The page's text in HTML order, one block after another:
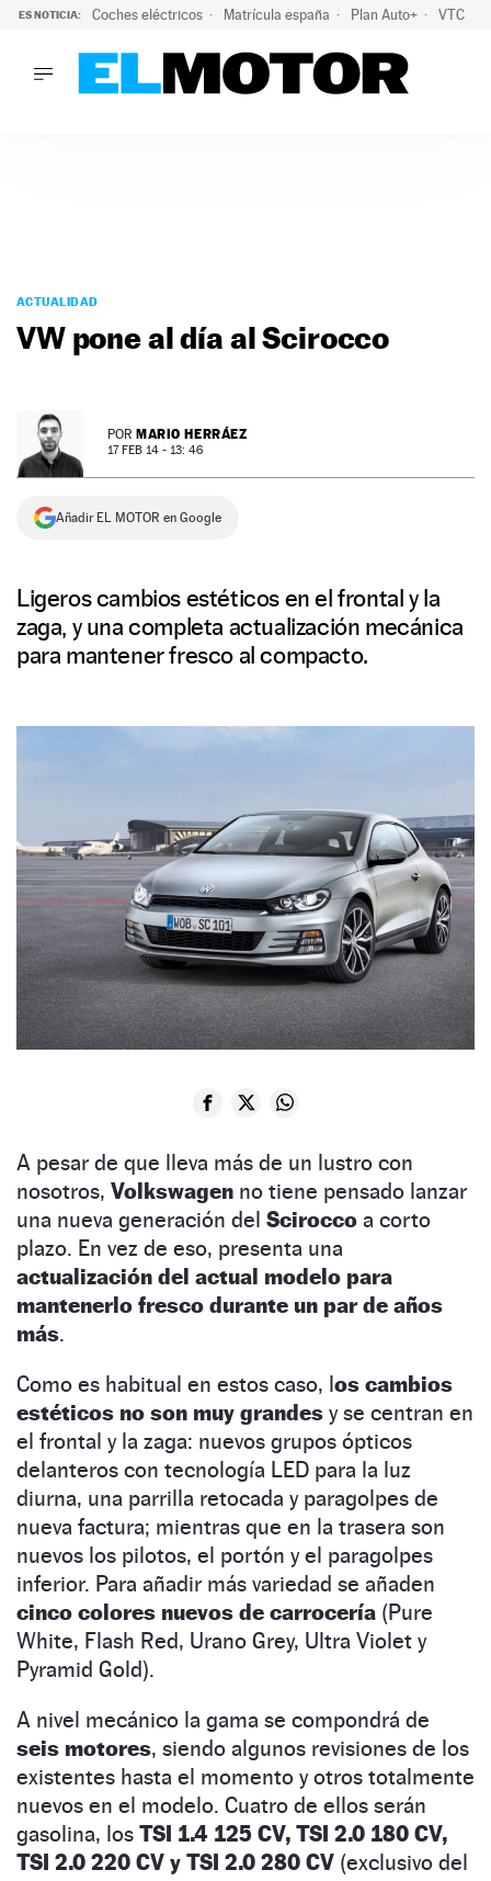
ES NOTICIA: Coches eléctricos Matrícula españa Plan Auto+ VTC
PODCAST
MOTOS
MOTORTV
PREMIOS
SERVICIOS
NEWSLETTER
SÍGUENOS
ACTUALIDAD
VW pone al día al Scirocco
POR MARIO HERRÁEZ
17 FEB 14 - 13: 46
Añadir EL MOTOR en Google
Ligeros cambios estéticos en el frontal y la
zaga, y una completa actualización mecánica
para mantener fresco al compacto.
A pesar de que lleva más de un lustro con
nosotros, Volkswagen no tiene pensado lanzar
una nueva generación del Scirocco a corto
plazo. En vez de eso, presenta una
actualización del actual modelo para
mantenerlo fresco durante un par de años
más.
Como es habitual en estos caso, los cambios
estéticos no son muy grandes y se centran en
el frontal y la zaga: nuevos grupos ópticos
delanteros con tecnología LED para la luz
diurna, una parrilla retocada y paragolpes de
nueva factura; mientras que en la trasera son
nuevos los pilotos, el portón y el paragolpes
inferior. Para añadir más variedad se añaden
cinco colores nuevos de carrocería (Pure
White, Flash Red, Urano Grey, Ultra Violet y
Pyramid Gold).
A nivel mecánico la gama se compondrá de
seis motores, siendo algunos revisiones de los
existentes hasta el momento y otros totalmente
nuevos en el modelo. Cuatro de ellos serán
gasolina, los TSI 1.4 125 CV, TSI 2.0 180 CV,
TSI 2.0 220 CV y TSI 2.0 280 CV (exclusivo del